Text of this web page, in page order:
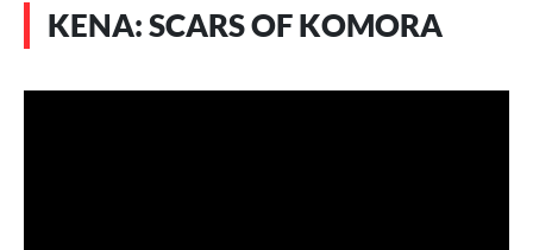
KENA: SCARS OF KOMORA